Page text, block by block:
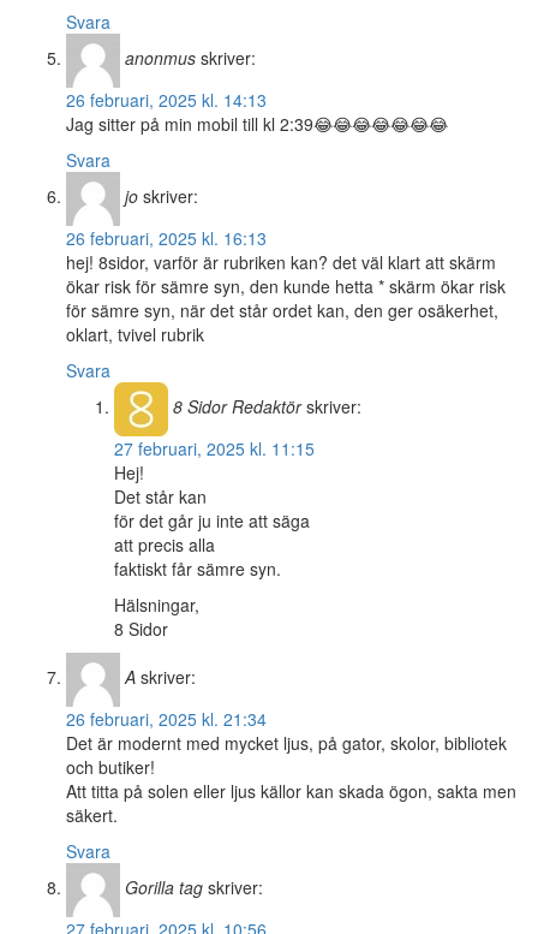
Svara
anonmus skriver:
26 februari, 2025 kl. 14:13
Jag sitter på min mobil till kl 2:39😂😂😂😂😂😂😂
Svara
jo skriver:
26 februari, 2025 kl. 16:13
hej! 8sidor, varför är rubriken kan? det väl klart att skärm
ökar risk för sämre syn, den kunde hetta * skärm ökar risk
för sämre syn, när det står ordet kan, den ger osäkerhet,
oklart, tvivel rubrik
Svara
8 SidorRedaktör skriver:
27 februari, 2025 kl. 11:15
Hej!
Det står kan
för det går ju inte att säga
att precis alla
faktiskt får sämre syn.
Hälsningar,
8 Sidor
A skriver:
26 februari, 2025 kl. 21:34
Det är modernt med mycket ljus, på gator, skolor, bibliotek
och butiker!
Att titta på solen eller ljus källor kan skada ögon, sakta men
säkert.
Svara
Gorilla tag skriver: